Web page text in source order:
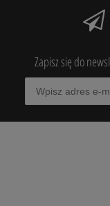
Zapisz się do